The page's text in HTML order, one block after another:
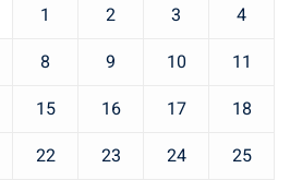
1 2 3
4
8 9 10
11
15 16 17
18
22 23 24
25